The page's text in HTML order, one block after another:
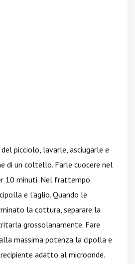
picciolo, lavarle, asciugarle e
di un coltello. Farle cuocere nel
10 minuti. Nel frattempo
e l'aglio. Quando le
la cottura, separare la
grossolanamente. Fare
massima potenza la cipolla e
adatto al microonde.